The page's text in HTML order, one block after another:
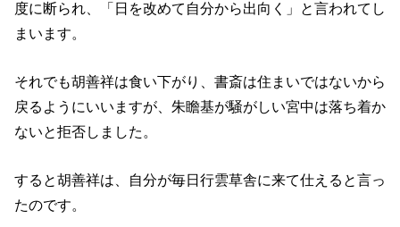
度に断られ、「日を改めて自分から出向く」と言われてし
まいます。
それでも胡善祥は食い下がり、書斎は住まいではないから
戻るようにいいますが、朱瞻基が騒がしい宮中は落ち着か
ないと拒否しました。
すると胡善祥は、自分が毎日行雲草舎に来て仕えると言っ
たのです。